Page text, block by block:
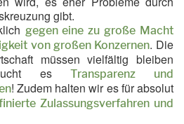
gibt.
gegen eine zu große Macht
von großen Konzernen. Die
müssen vielfältig bleiben
esTransparenz und
! Zudem halten wir es für absolut
Zulassungsverfahren und